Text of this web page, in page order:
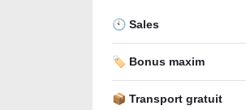
🕙 Sales
🏷️ Bonus maxim
📦 Transport gratuit